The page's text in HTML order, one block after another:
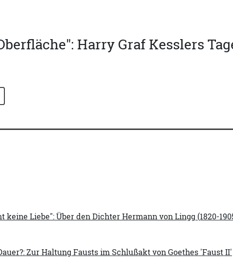
Harry Graf Kesslers
Liebe": Über den Dichter Hermann von Lingg (1820-
Zur Haltung Fausts im Schlußakt von Goethes 'Faust II'